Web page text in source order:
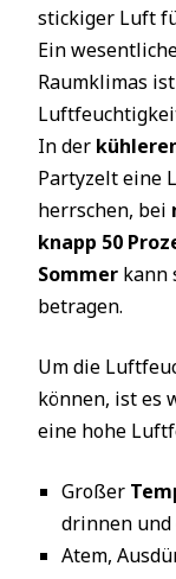
stickiger Luft
Ein
Raumklimas
In der
Partyzelt eine
herrschen, bei
knapp 50
Sommer kann
betragen.
Um die
können, ist es
eine hohe
Großer
drinnen
Atem,